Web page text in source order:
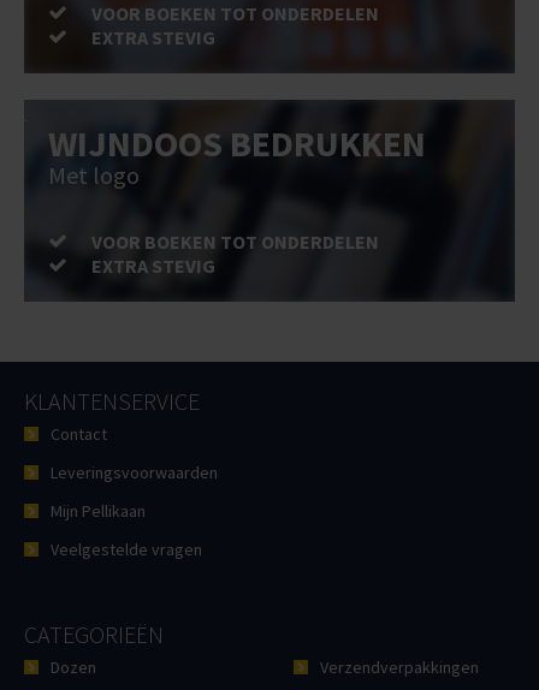
VOOR BOEKEN TOT ONDERDELEN
EXTRA STEVIG
WIJNDOOS BEDRUKKEN
Met logo
VOOR BOEKEN TOT ONDERDELEN
EXTRA STEVIG
KLANTENSERVICE
Contact
Leveringsvoorwaarden
Mijn Pellikaan
Veelgestelde vragen
CATEGORIEËN
Dozen
Verzendverpakkingen